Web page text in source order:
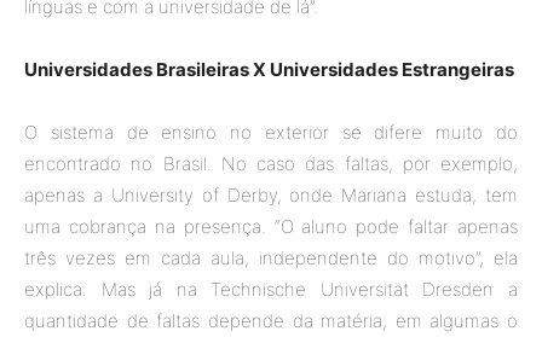
línguas e com a universidade de lá”.
Universidades Brasileiras X Universidades Estrangeiras
O sistema de ensino no exterior se difere muito do
encontrado no Brasil. No caso das faltas, por exemplo,
apenas a University of Derby, onde Mariana estuda, tem
uma cobrança na presença. “O aluno pode faltar apenas
três vezes em cada aula, independente do motivo”, ela
explica. Mas já na Technische Universität Dresden a
quantidade de faltas depende da matéria, em algumas o